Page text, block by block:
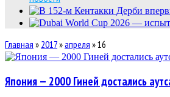
Главная » 2017»апреля »16
Япония — 2000 Гиней достались